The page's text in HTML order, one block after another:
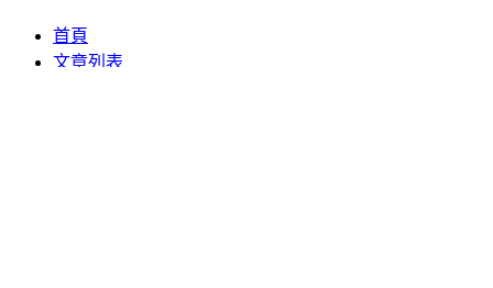
首頁
文章列表